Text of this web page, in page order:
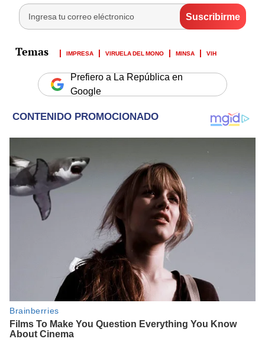
IMPRESA VIRUELA DEL MONO MINSA VIH
Prefiero a La República en
Google